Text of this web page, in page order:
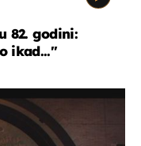
82. godini:
ikad..."